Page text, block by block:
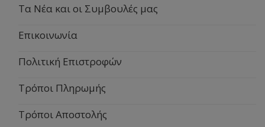
Τα Νέα και οι Συμβουλές μας
Επικοινωνία
Πολιτική Επιστροφών
Τρόποι Πληρωμής
Τρόποι Αποστολής